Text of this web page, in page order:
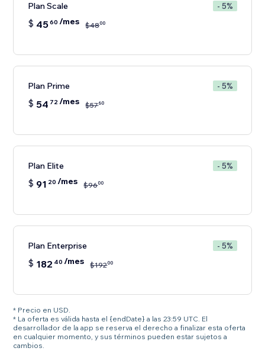
Plan Scale - 5%
$ 4560 /mes $4800
Plan Prime - 5%
$ 54 72/mes $5760
Plan Elite - 5%
$ 91 20 /mes $9600
Plan Enterprise - 5%
$ 182 40 /mes $19200
* Precio en USD.
* La oferta es válida hasta el {endDate} a las 23:59 UTC. El
desarrollador de la app se reserva el derecho a finalizar esta oferta
en cualquier momento, y sus términos pueden estar sujetos a
cambios.